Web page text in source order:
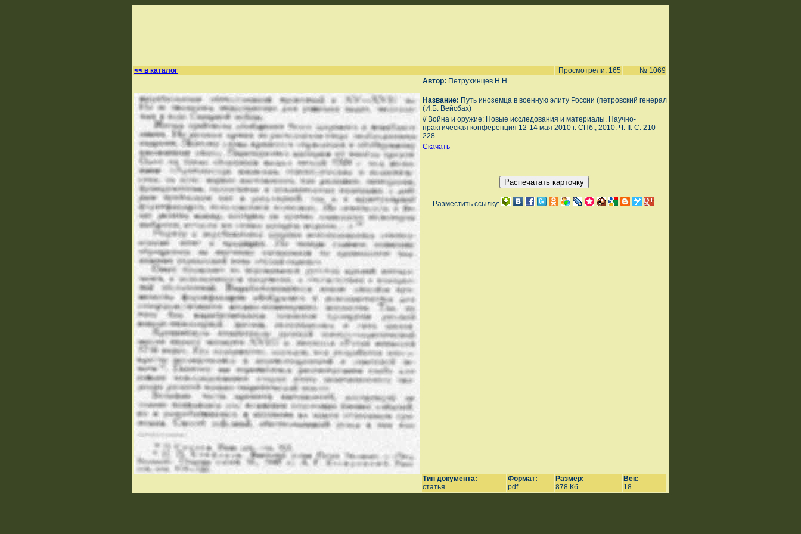
<< в каталог Просмотрели: 165
№ 1069
Автор: Петрухинцев Н.Н.
Название: Путь иноземца в военную элиту России (петровский генерал
(И.Б. Вейсбах)
// Война и оружие: Новые исследования и материалы. Научно-
практическая конференция 12-14 мая 2010 г. СПб., 2010. Ч. II. С. 210-
228
Скачать
Разместить ссылку:
Тип документа:
статья
Формат:
pdf
Размер:
878 Кб.
Век:
18